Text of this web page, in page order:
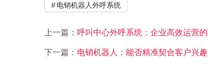
电销机器人外呼系统
上一篇： 呼叫中心外呼系统：企业高效运营
下一篇： 电销机器人：能否精准契合客户兴